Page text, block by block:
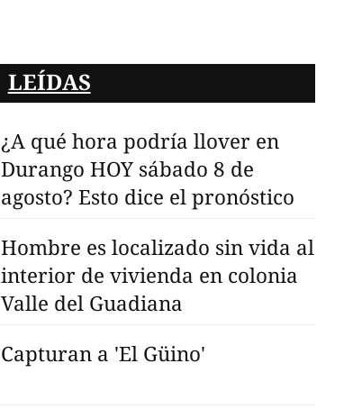
LEÍDAS
¿A qué hora podría llover en
Durango HOY sábado 8 de
agosto? Esto dice el pronóstico
Hombre es localizado sin vida al
interior de vivienda en colonia
Valle del Guadiana
Capturan a 'El Güino'